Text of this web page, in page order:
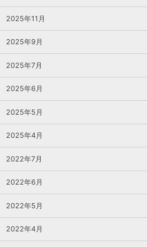
2025年11月
2025年9月
2025年7月
2025年6月
2025年5月
2025年4月
2022年7月
2022年6月
2022年5月
2022年4月